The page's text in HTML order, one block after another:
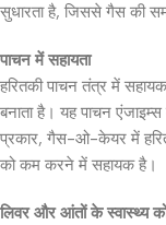
सुधारता है, जिससे गैस की
पाचन में सहायता
हरितकी पाचन तंत्र में
बनाता है। यह पाचन
प्रकार, गैस-ओ-केयर में
को कम करने में सहायक है।
लिवर और आंतों के स्वास्थ्य को